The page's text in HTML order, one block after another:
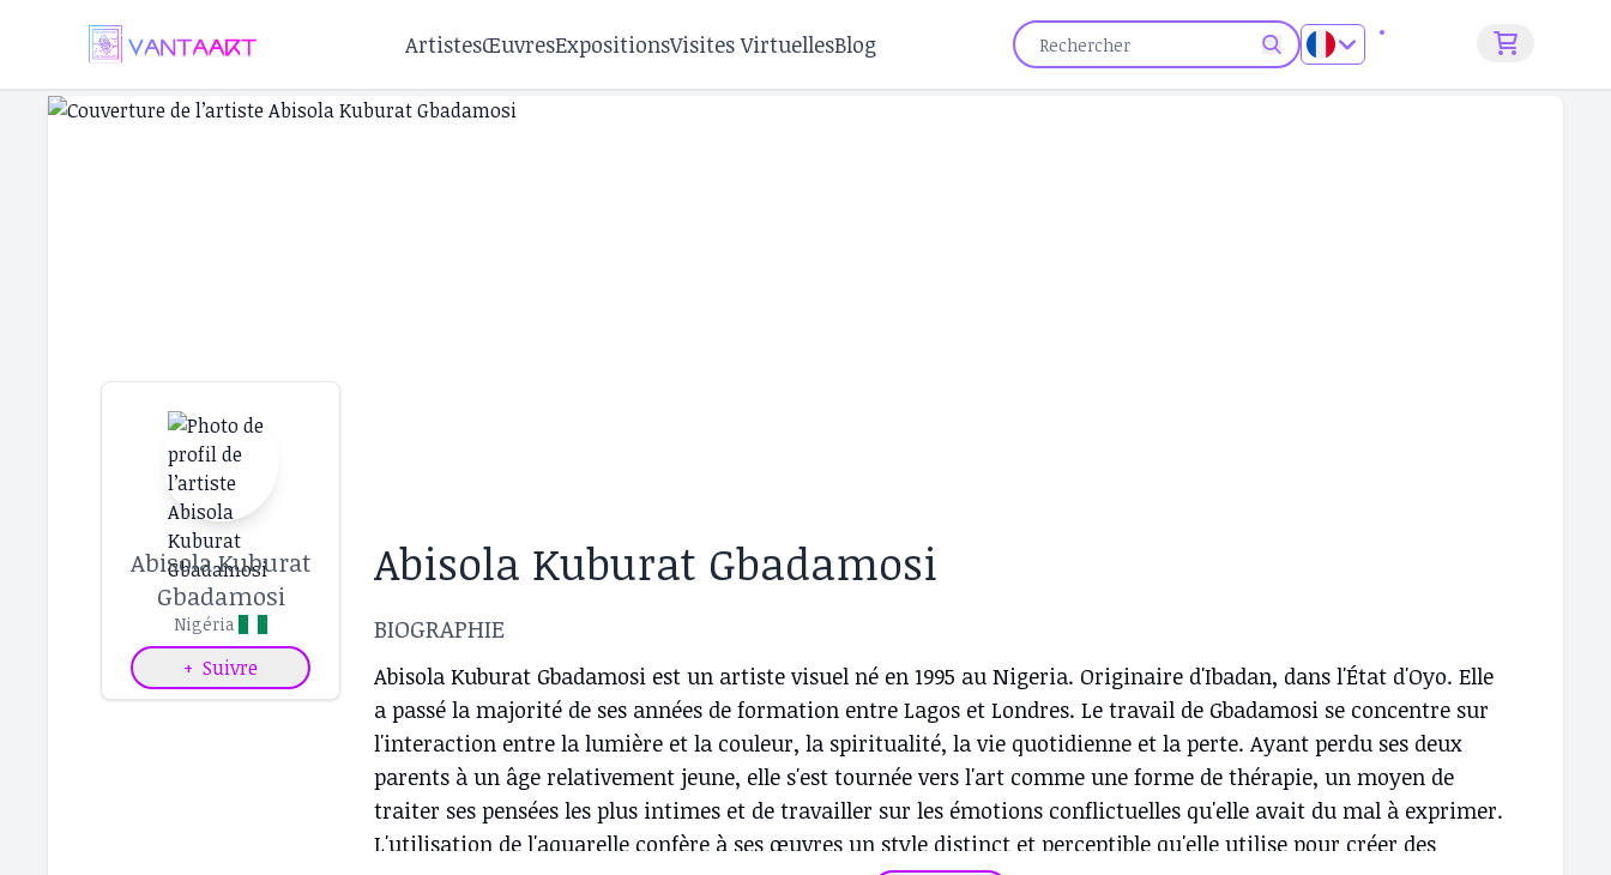
ArtistesŒuvresExpositionsVisites VirtuellesBlog
Abisola Kuburat
Gbadamosi
Nigéria
+ Suivre
Abisola Kuburat Gbadamosi
BIOGRAPHIE
Abisola Kuburat Gbadamosi est un artiste visuel né en 1995 au Nigeria. Originaire d'Ibadan, dans l'État d'Oyo. Elle
a passé la majorité de ses années de formation entre Lagos et Londres. Le travail de Gbadamosi se concentre sur
l'interaction entre la lumière et la couleur, la spiritualité, la vie quotidienne et la perte. Ayant perdu ses deux
parents à un âge relativement jeune, elle s'est tournée vers l'art comme une forme de thérapie, un moyen de
traiter ses pensées les plus intimes et de travailler sur les émotions conflictuelles qu'elle avait du mal à exprimer.
L'utilisation de l'aquarelle confère à ses œuvres un style distinct et perceptible qu'elle utilise pour créer des